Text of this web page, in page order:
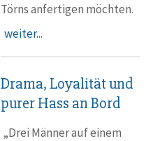
Törns anfertigen möchten.
weiter...
Drama, Loyalität und
purer Hass an Bord
„Drei Männer auf einem